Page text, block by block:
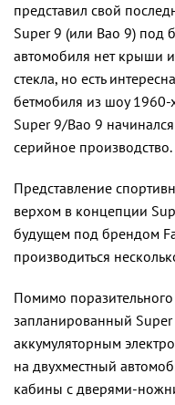
представил свой
Super 9 (или Bao 9) под
автомобиля нет крыши
стекла, но есть
бетмобиля из шоу 1960-
Super 9/Bao 9
серийное производство.
Представление
верхом в концепции
будущем под брендом
производиться
Помимо
запланированный Super
аккумуляторным
на двухместный
кабины с дверями-